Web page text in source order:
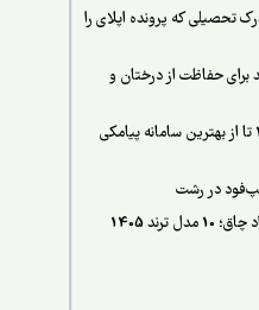
تحصیلی که پرونده اپلای را
برای حفاظت از درختان و
بهترین پنل پیامکی ایران [4 تا از بهترین سامانه پیامکی
در رشت
1405